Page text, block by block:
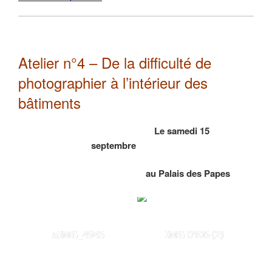
Atelier n°4 – De la difficulté de
photographier à l’intérieur des
bâtiments
Le samedi 15
septembre
au Palais des Papes
aIMG_4945 IMG 0106 (2)